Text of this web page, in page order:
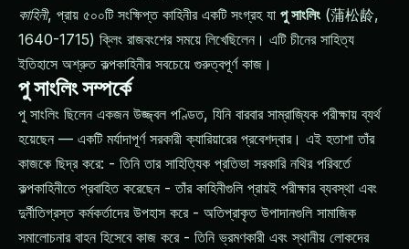
কাহিনী, প্রায় ৫০০টি সংক্ষিপ্ত কাহিনীর একটি সংগ্রহ যা পু সাংলিং(蒲松龄,
1640-1715) ক্লিং রাজবংশের সময়ে লিখেছিলেন। এটি চীনের সাহিত্য
ইতিহাসে অশ্রুত কল্পকাহিনীর সবচেয়ে গুরুত্বপূর্ণ কাজ।
পু সাংলিং সম্পর্কে
পু সাংলিং ছিলেন একজন উজ্জ্বল পণ্ডিত, যিনি বারবার সাম্রাজ্যিক পরীক্ষায় ব্যর্থ
হয়েছেন — একটি মর্যাদাপূর্ণ সরকারী ক্যারিয়ারের প্রবেশদ্বার। এই হতাশা তাঁর
কাজকে ছিদ্র করে: - তিনি তার সাহিত্যিক প্রতিভা সরকারি নথির পরিবর্তে
কল্পকাহিনীতে প্রবাহিত করেছেন - তাঁর কাহিনীগুলি প্রায়ই পরীক্ষার ব্যবস্থা এবং
দুর্নীতিগ্রস্ত কর্মকর্তাদের উপহাস করে - অতিপ্রাকৃত উপাদানগুলি সামাজিক
সমালোচনার বাহন হিসেবে কাজ করে - তিনি ভ্রমণকারী এবং স্থানীয় লোকদের